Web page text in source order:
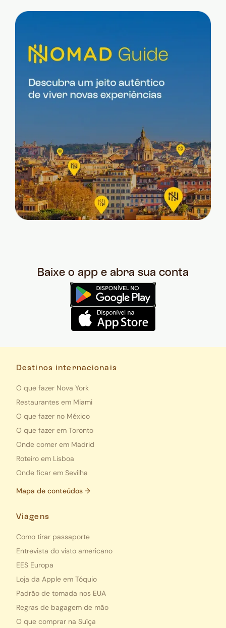
Baixe o app e abra sua conta
Destinos internacionais
O que fazer Nova York
Restaurantes em Miami
O que fazer no México
O que fazer em Toronto
Onde comer em Madrid
Roteiro em Lisboa
Onde ficar em Sevilha
Mapa de conteúdos →
Viagens
Como tirar passaporte
Entrevista do visto americano
EES Europa
Loja da Apple em Tóquio
Padrão de tomada nos EUA
Regras de bagagem de mão
O que comprar na Suíça